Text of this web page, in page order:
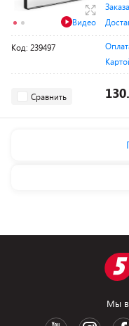
Видео
Код: 239497
Сравнить 130.
Мы в